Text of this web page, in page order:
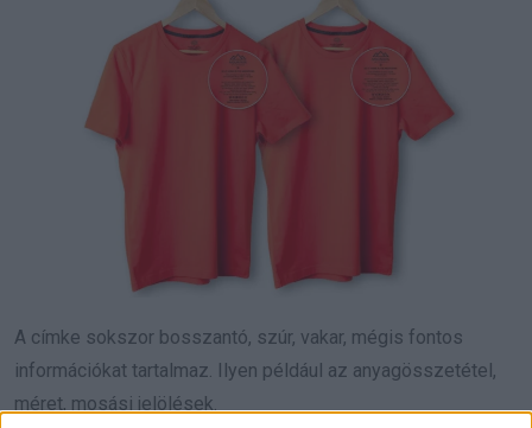
A címke sokszor bosszantó, szúr, vakar, mégis fontos
információkat tartalmaz. Ilyen például az anyagösszetétel,
méret, mosási jelölések.